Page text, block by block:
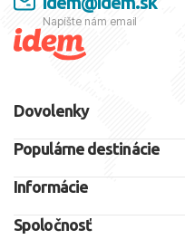
Napíšte nám email
Dovolenky
Populárne destinácie
Informácie
Spoločnosť